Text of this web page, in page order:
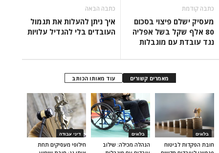
כתבה קודמת
מעסיק ישלם פיצוי בסכום
80 אלף שקל בשל אפליה
נגד עובדת עם מוגבלות
כתבה הבאה
איך ניתן להעלות את תגמול
העובדים בלי להגדיל עלויות
מאמרים קשורים עוד מאותו הכותב
דיני עבודה
חילופי מעסיקים תחת
בלוגים
הנהלה מכילה: שילוב
בלוגים
חובת הפקדות לביטוח